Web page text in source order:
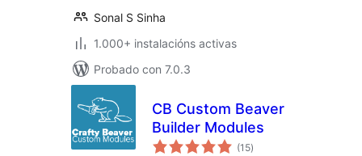
Sonal S Sinha
1.000+ instalacións activas
Probado con 7.0.3
CB Custom Beaver
Builder Modules
(15valoracións
totais
)